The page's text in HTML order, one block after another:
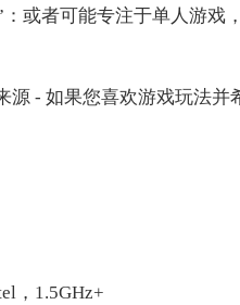
：或者可能专注于单人游
源 - 如果您喜欢游戏玩法
，1.5GHz+